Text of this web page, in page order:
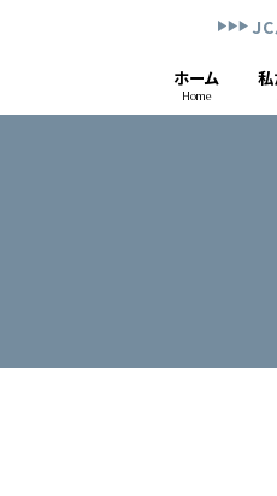
ホーム
Home
私